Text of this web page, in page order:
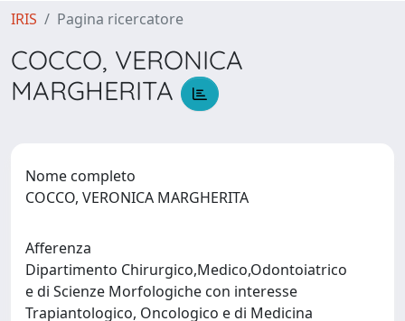
IRIS Pagina ricercatore
COCCO, VERONICA
MARGHERITA
Nome completo
COCCO, VERONICA MARGHERITA
Afferenza
Dipartimento Chirurgico,Medico,Odontoiatrico
e di Scienze Morfologiche con interesse
Trapiantologico, Oncologico e di Medicina